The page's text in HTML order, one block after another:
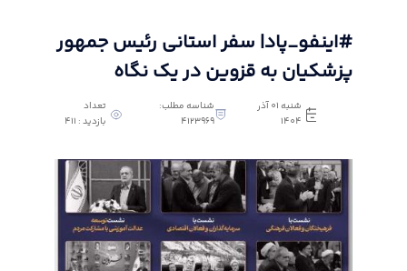
#اینفو_پاد| سفر استانی رئیس جمهور
پزشکیان به قزوین در یک نگاه
شنبه 01 آذر
1404
شناسه مطلب:
4123969
تعداد
بازدید : 411